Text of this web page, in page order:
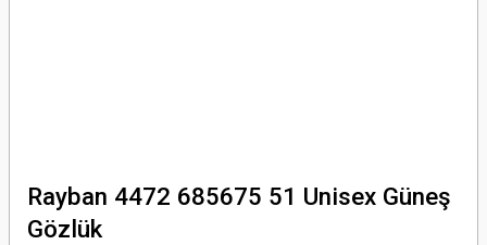
Rayban 4472 685675 51 Unisex Güneş
Gözlük